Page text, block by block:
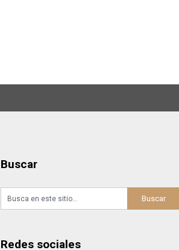
Buscar
Redes sociales